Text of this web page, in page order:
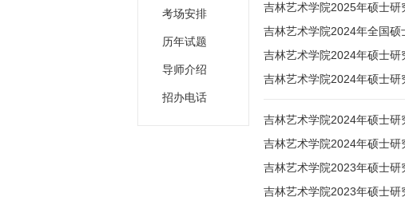
考场安排
历年试题
导师介绍
招办电话
吉林艺术学院2025年硕士研
吉林艺术学院2024年全国
吉林艺术学院2024年硕士
吉林艺术学院2024年硕士
吉林艺术学院2024年硕士研
吉林艺术学院2024年硕士
吉林艺术学院2023年硕士
吉林艺术学院2023年硕士研